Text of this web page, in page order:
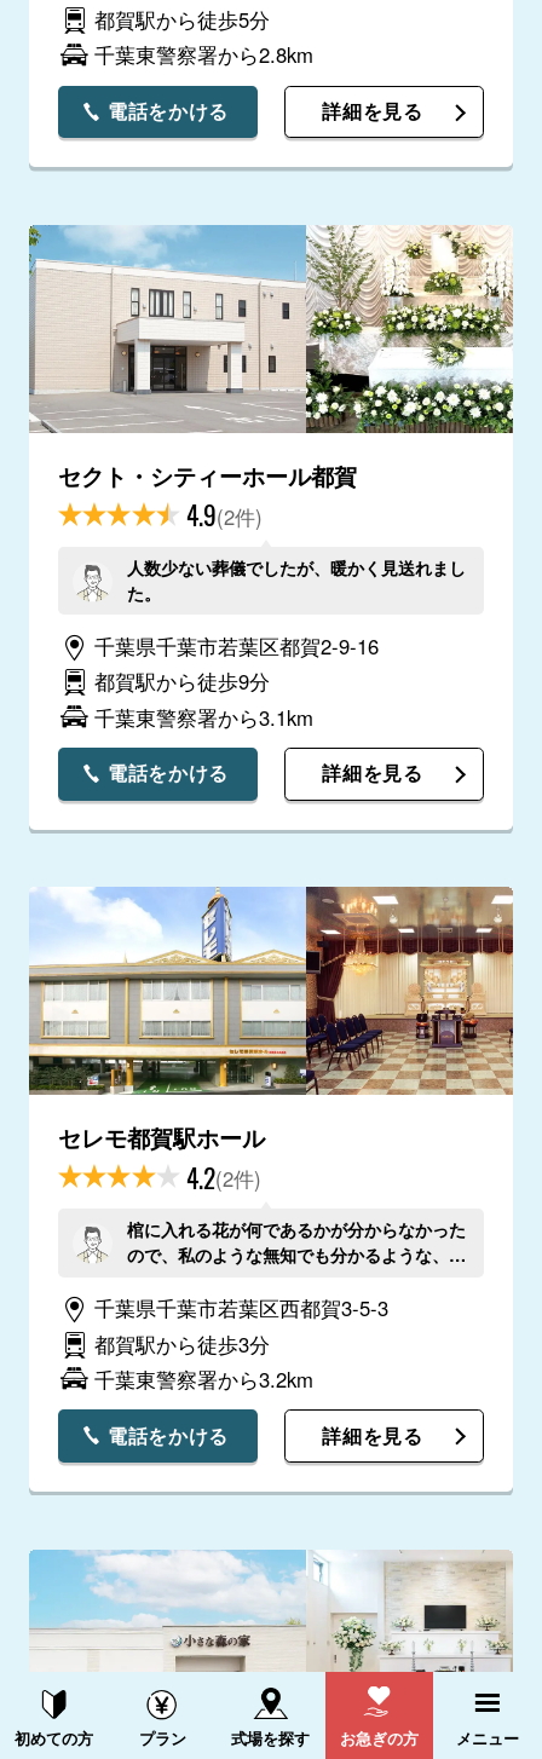
都賀駅から徒歩5分
千葉東警察署から2.8km
電話をかける 詳細を見る
セクト・シティーホール都賀
4.9(2件)
人数少ない葬儀でしたが、暖かく見送れまし
た。
千葉県千葉市若葉区都賀2-9-16
都賀駅から徒歩9分
千葉東警察署から3.1km
電話をかける 詳細を見る
セレモ都賀駅ホール
4.2(2件)
棺に入れる花が何であるかが分からなかった
ので、私のような無知でも分かるような、生
す。
千葉県千葉市若葉区西都賀3-5-3
都賀駅から徒歩3分
千葉東警察署から3.2km
電話をかける 詳細を見る
資料請求する 電話をかける
初めての方 プラン 式場を探す お急ぎの方 メニュー